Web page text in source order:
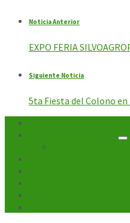
Noticia Anterior
EXPO FERIA
Siguiente Noticia
5ta Fiesta del Colono